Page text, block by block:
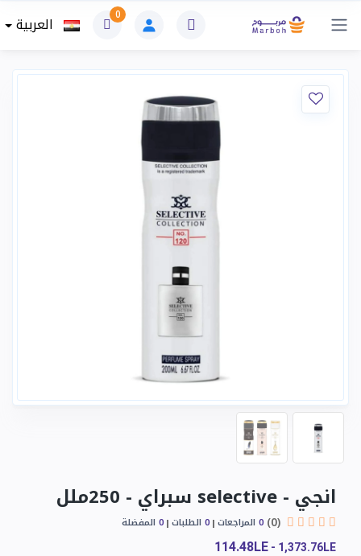
0 العربية
انجي - selective سبراي - 250ملل
(0)
0 المراجعات 0 الطلبات 0 المفضلة
114.48LE - 1,373.76LE